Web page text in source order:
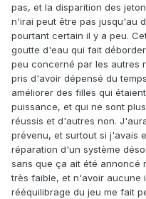
pas, et la disparition des
n'irai peut être pas jusqu'au
pourtant certain il y a peu.
goutte d'eau qui fait
peu concerné par les autres
pris d'avoir dépensé du
améliorer des filles qui
puissance, et qui ne sont
réussis et d'autres non.
prévenu, et surtout si j'avais
réparation d'un système
sans que ça ait été annoncé
très faible, et n'avoir aucune
rééquilibrage du jeu me fait